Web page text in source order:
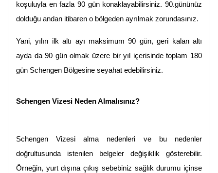
koşuluyla en fazla 90 gün konaklayabilirsiniz. 90.gününüz
dolduğu andan itibaren o bölgeden ayrılmak zorundasınız.
Yani, yılın ilk altı ayı maksimum 90 gün, geri kalan altı
ayda da 90 gün olmak üzere bir yıl içerisinde toplam 180
gün Schengen Bölgesine seyahat edebilirsiniz.
Schengen Vizesi Neden Almalısınız?
Schengen Vizesi alma nedenleri ve bu nedenler
doğrultusunda istenilen belgeler değişiklik gösterebilir.
Örneğin, yurt dışına çıkış sebebiniz sağlık durumu içinse